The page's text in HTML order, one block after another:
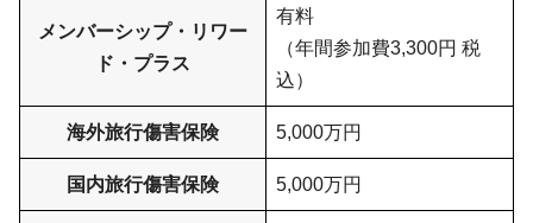
メンバーシップ・リワー
ド・プラス
有料
（年間参加費3,300円 税
込）
海外旅行傷害保険 5,000万円
国内旅行傷害保険 5,000万円